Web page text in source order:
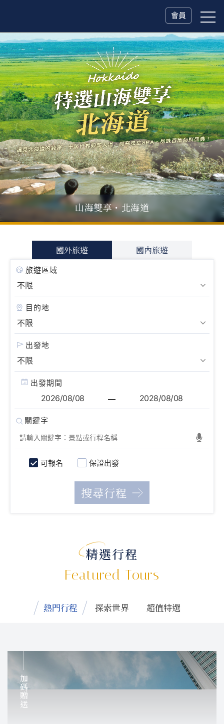
會員
父親節．限時特別企劃
一人旅行Solo Travel山海雙享・北海道
國外旅遊 國內旅遊
旅遊區域
目的地
出發地
出發期間
可報名 保證出發
精選行程
Featured Tours
熱門行程 探索世界 超值特選
加碼贈送